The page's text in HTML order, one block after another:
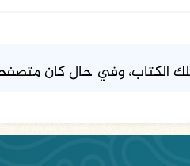
الكتاب، وفي حال كان